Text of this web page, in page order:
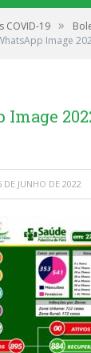
COVID-19 »
Image
DE JUNHO DE 2022